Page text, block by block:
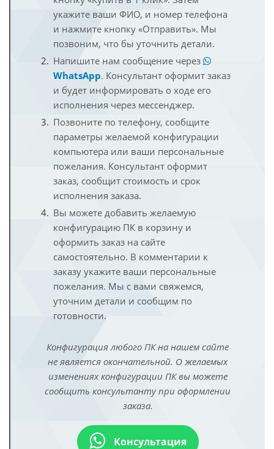
укажите ваши ФИО, и номер телефона
и нажмите кнопку «Отправить». Мы
позвоним, что бы уточнить детали.
Напишите нам сообщение через
WhatsApp. Консультант оформит заказ
и будет информировать о ходе его
исполнения через мессенджер.
Позвоните по телефону, сообщите
параметры желаемой конфигурации
компьютера или ваши персональные
пожелания. Консультант оформит
заказ, сообщит стоимость и срок
исполнения заказа.
Вы можете добавить желаемую
конфигурацию ПК в корзину и
оформить заказ на сайте
самостоятельно. В комментарии к
заказу укажите ваши персональные
пожелания. Мы с вами свяжемся,
уточним детали и сообщим по
готовности.
Конфигурация любого ПК на нашем сайте
не является окончательной. О желаемых
изменениях конфигурации ПК вы можете
сообщить консультанту при оформлении
заказа.
Консультация